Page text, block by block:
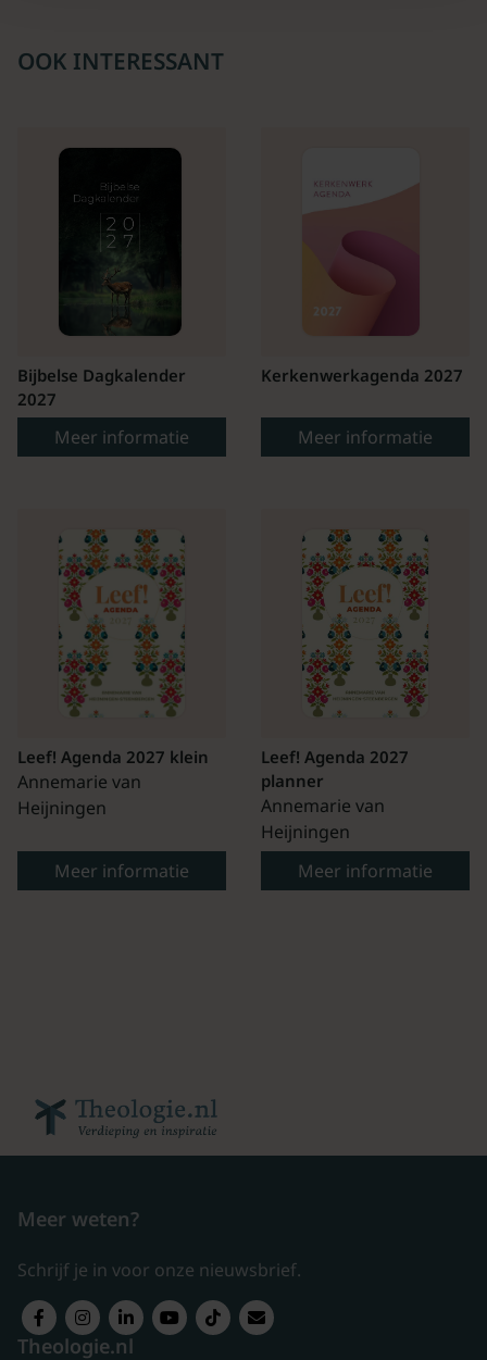
OOK INTERESSANT
Bijbelse Dagkalender
2027
Meer informatie
Kerkenwerkagenda 2027
Meer informatie
Leef! Agenda 2027 klein
Annemarie van
Heijningen
Meer informatie
Leef! Agenda 2027
planner
Annemarie van
Heijningen
Meer informatie
Meer weten?
Schrijf je in voor onze nieuwsbrief.
Theologie.nl